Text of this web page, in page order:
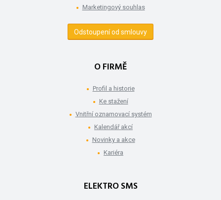
Marketingový souhlas
Odstoupení od smlouvy
O FIRMĚ
Profil a historie
Ke stažení
Vnitřní oznamovací systém
Kalendář akcí
Novinky a akce
Kariéra
ELEKTRO SMS